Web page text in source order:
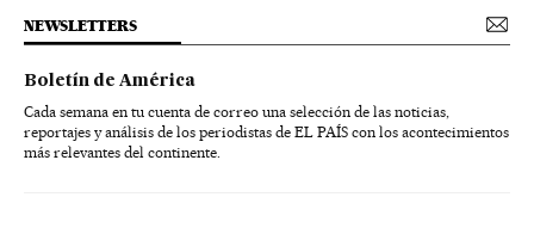
NEWSLETTERS
Boletín de América
Cada semana en tu cuenta de correo una selección de las noticias,
reportajes y análisis de los periodistas de EL PAÍS con los acontecimientos
más relevantes del continente.